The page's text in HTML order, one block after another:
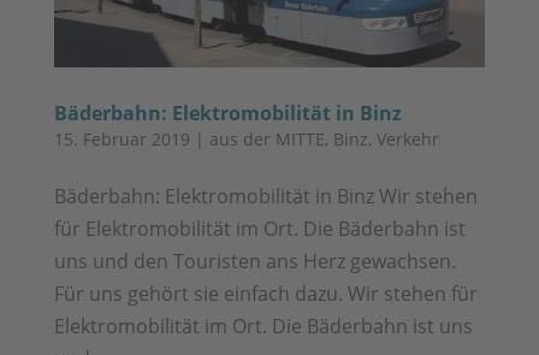
Bäderbahn: Elektromobilität in Binz
15. Februar 2019 | aus der MITTE, Binz, Verkehr
Bäder­bahn: Elek­tro­mo­bi­li­tät in Binz Wir ste­hen
für Elek­tro­mo­bi­li­tät im Ort. Die Bäder­bahn ist
uns und den Tou­ris­ten ans Herz gewach­sen.
Für uns gehört sie ein­fach dazu. Wir ste­hen für
Elek­tro­mo­bi­li­tät im Ort. Die Bäder­bahn ist uns